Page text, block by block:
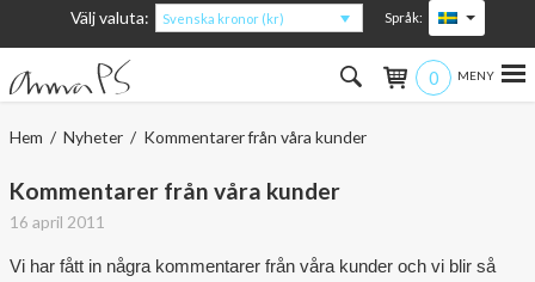
Välj valuta: Svenska kronor (kr) Språk:
0
Hem
Kvinna
Hem / Nyheter/ Kommentarer från våra kunder
Kommentarer från våra kunder
16 april 2011
Vi har fått in några kommentarer från våra kunder och vi blir så